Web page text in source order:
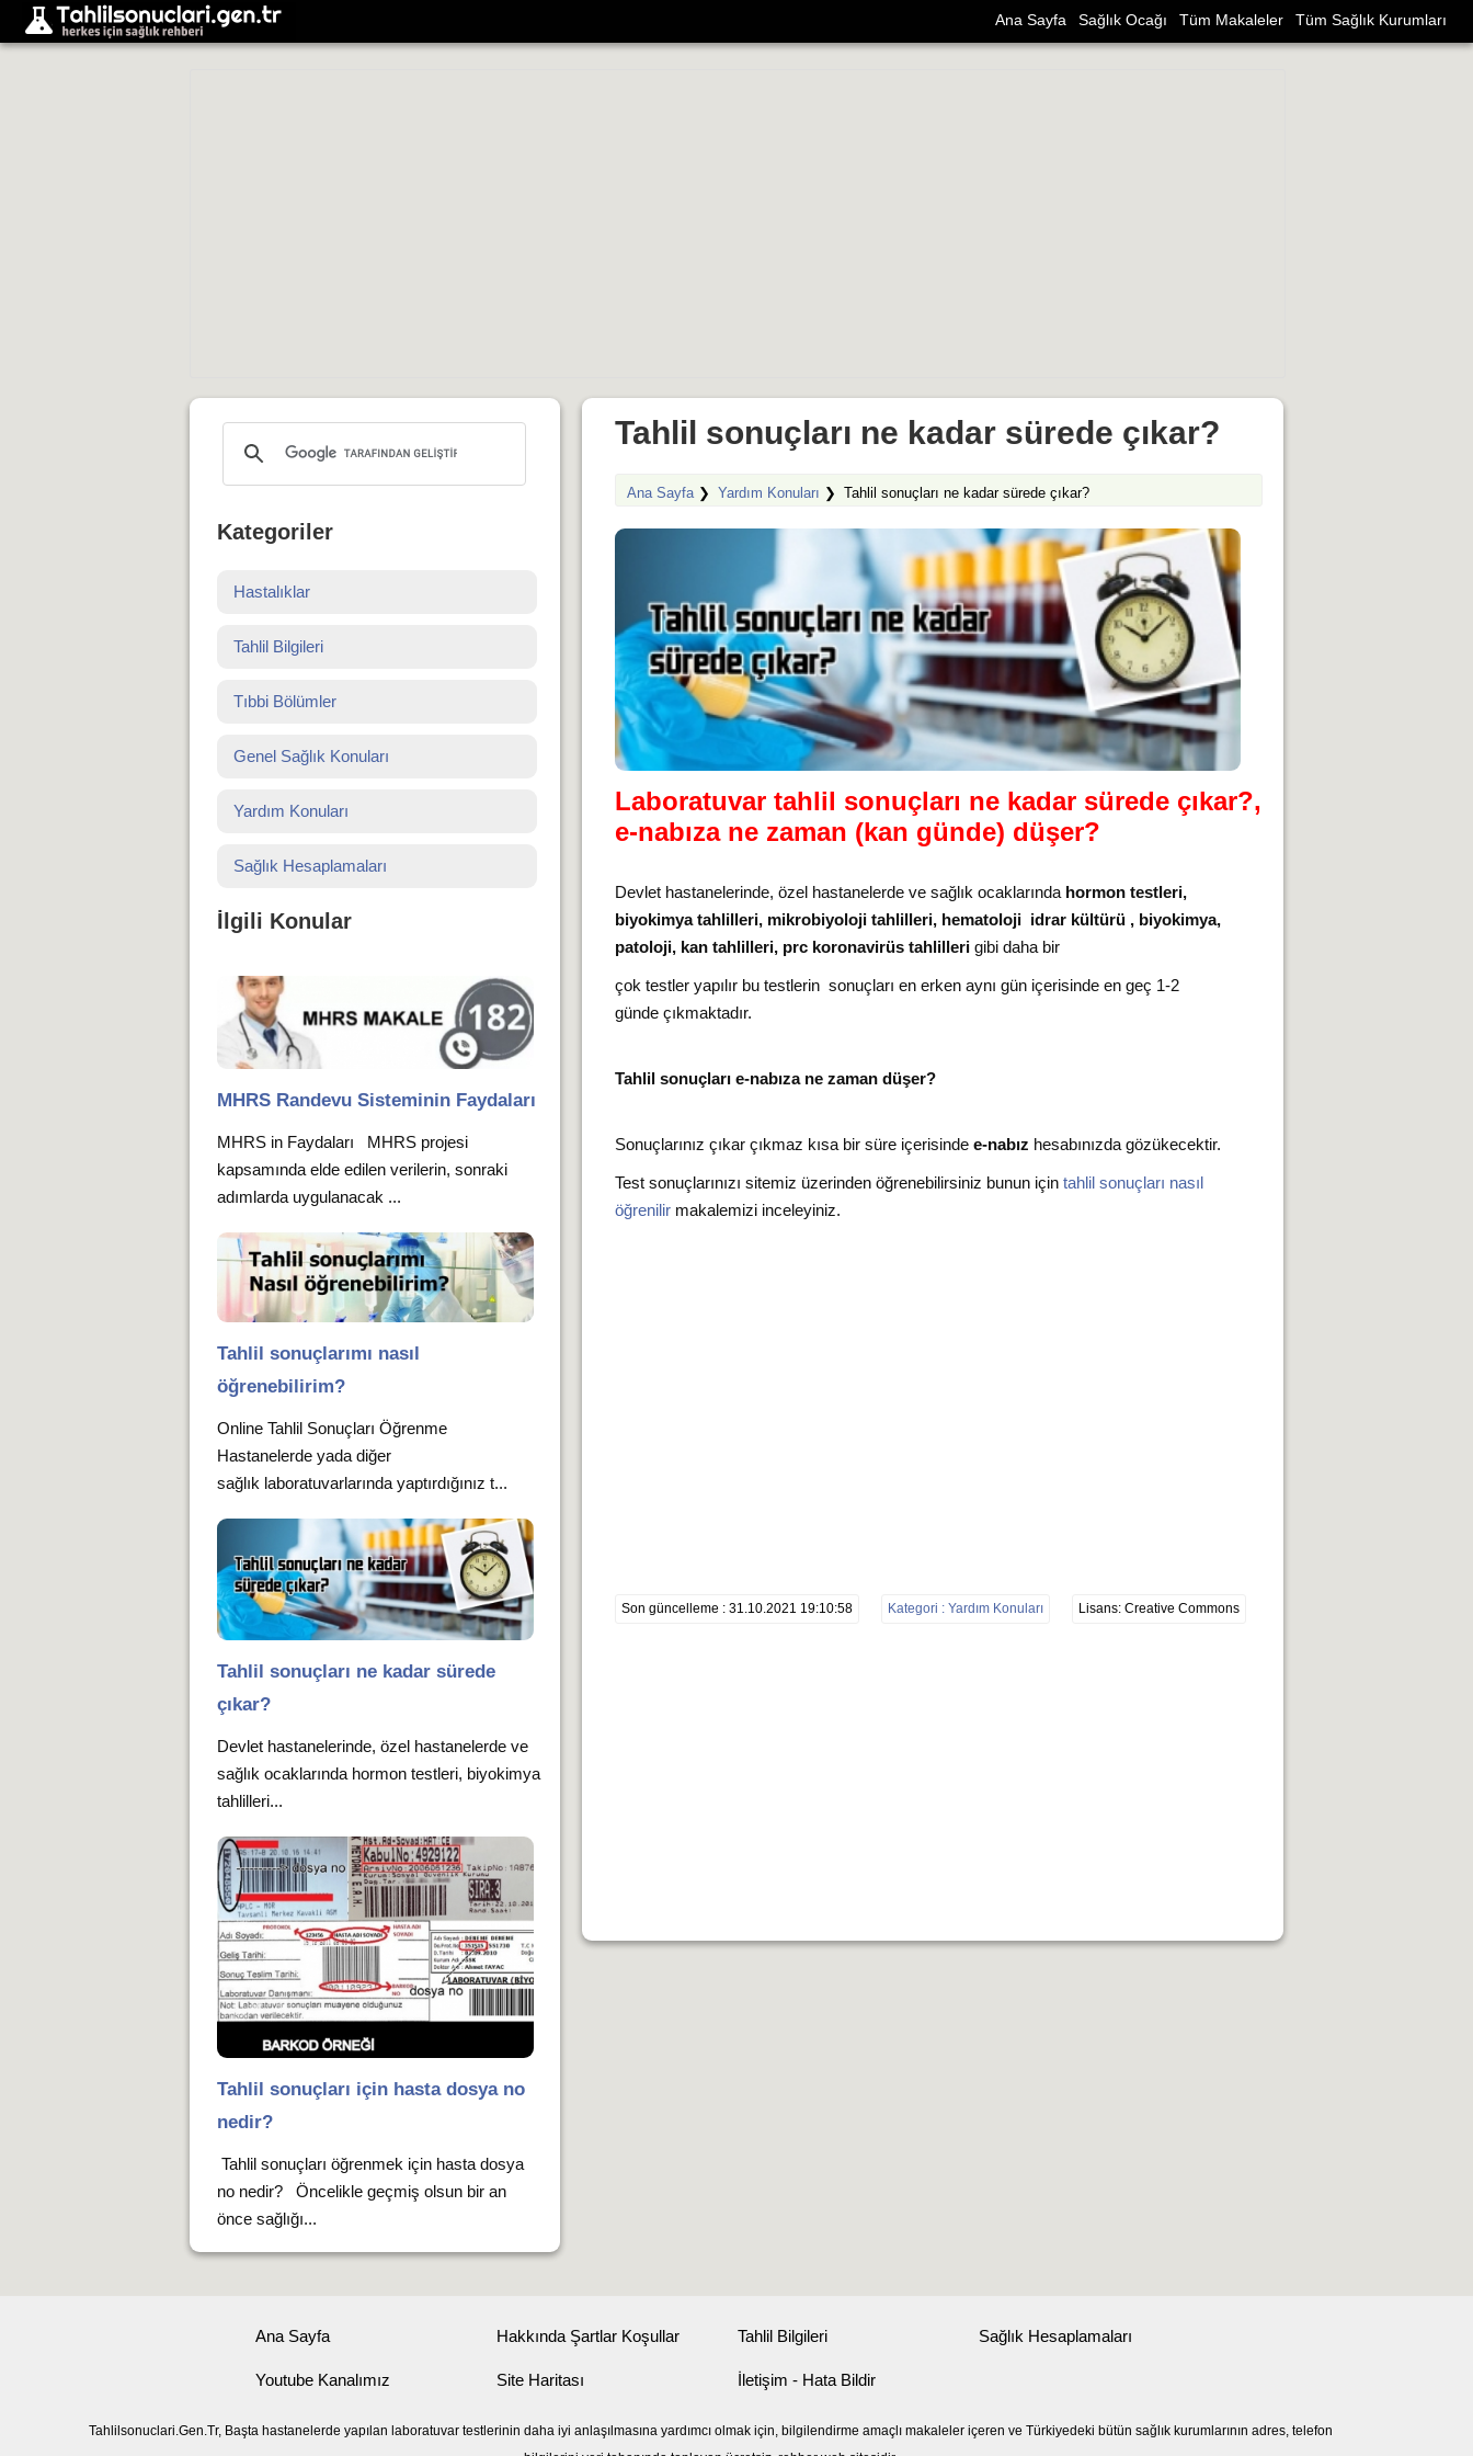
Ana Sayfa Sağlık Ocağı Tüm Makaleler Tüm Sağlık Kurumları
Tahlil sonuçları ne kadar sürede çıkar?
Ana Sayfa❯ Yardım Konuları ❯ Tahlil sonuçları ne kadar sürede çıkar?
Laboratuvar tahlil sonuçları ne kadar sürede çıkar?,
e-nabıza ne zaman (kan günde) düşer?
Devlet hastanelerinde, özel hastanelerde ve sağlık ocaklarında hormon testleri,
biyokimya tahlilleri, mikrobiyoloji tahlilleri, hematoloji idrar kültürü , biyokimya,
patoloji, kan tahlilleri, prc koronavirüs tahlilleri gibi daha bir
çok testler yapılır bu testlerin sonuçları en erken aynı gün içerisinde en geç 1-2
günde çıkmaktadır.
Tahlil sonuçları e-nabıza ne zaman düşer?
Sonuçlarınız çıkar çıkmaz kısa bir süre içerisinde e-nabız hesabınızda gözükecektir.
Test sonuçlarınızı sitemiz üzerinden öğrenebilirsiniz bunun için tahlil sonuçları nasıl
öğrenilirmakalemizi inceleyiniz.
Son güncelleme : 31.10.2021 19:10:58 Kategori : Yardım Konuları Lisans: Creative Commons
Kategoriler
Hastalıklar
Tahlil Bilgileri
Tıbbi Bölümler
Genel Sağlık Konuları
Yardım Konuları
Sağlık Hesaplamaları
İlgili Konular
MHRS Randevu Sisteminin Faydaları
MHRS in Faydaları MHRS projesi
kapsamında elde edilen verilerin, sonraki
adımlarda uygulanacak ...
Tahlil sonuçlarımı nasıl
öğrenebilirim?
Online Tahlil Sonuçları Öğrenme
Hastanelerde yada diğer
sağlık laboratuvarlarında yaptırdığınız t...
Tahlil sonuçları ne kadar sürede
çıkar?
Devlet hastanelerinde, özel hastanelerde ve
sağlık ocaklarında hormon testleri, biyokimya
tahlilleri...
Tahlil sonuçları için hasta dosya no
nedir?
Tahlil sonuçları öğrenmek için hasta dosya
no nedir? Öncelikle geçmiş olsun bir an
önce sağlığı...
Ana Sayfa Hakkında Şartlar Koşullar Tahlil Bilgileri Sağlık Hesaplamaları
Youtube Kanalımız Site Haritası İletişim - Hata Bildir
Tahlilsonuclari.Gen.Tr, Başta hastanelerde yapılan laboratuvar testlerinin daha iyi anlaşılmasına yardımcı olmak için, bilgilendirme amaçlı makaleler içeren ve Türkiyedeki bütün sağlık kurumlarının adres, telefon